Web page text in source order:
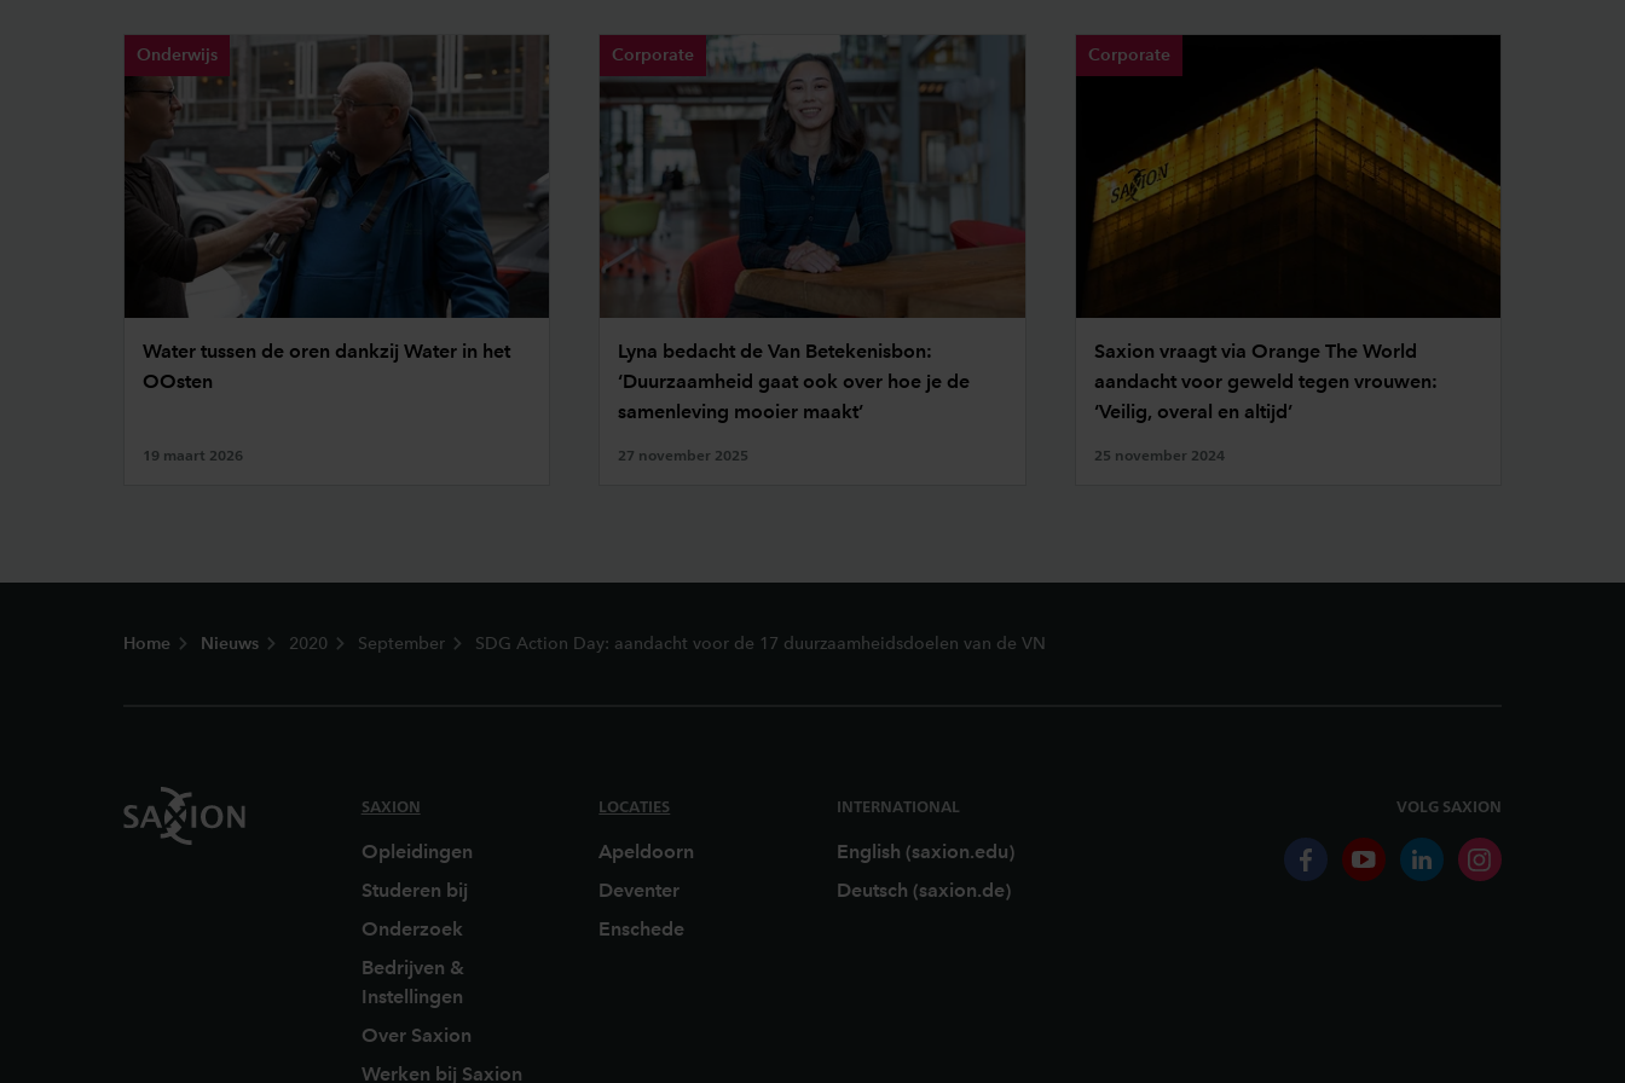
Onderwijs
Water tussen de oren dankzij Water in het
OOsten
19 maart 2026
Corporate
Lyna bedacht de Van Betekenisbon:
‘Duurzaamheid gaat ook over hoe je de
samenleving mooier maakt’
27 november 2025
Corporate
Saxion vraagt via Orange The World
aandacht voor geweld tegen vrouwen:
‘Veilig, overal en altijd’
25 november 2024
Home Nieuws 2020 September SDG Action Day: aandacht voor de 17 duurzaamheidsdoelen van de VN
SAXION
Opleidingen
Studeren bij
Onderzoek
Bedrijven &
Instellingen
Over Saxion
Werken bij Saxion
LOCATIES
Apeldoorn
Deventer
Enschede
INTERNATIONAL
English (saxion.edu)
Deutsch (saxion.de)
VOLG SAXION
facebookyoutubelinkedininstagram